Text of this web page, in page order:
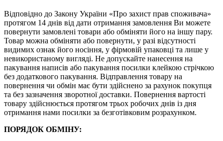
Відповідно до Закону України «Про захист прав споживача»
протягом 14 днів від дати отримання замовлення Ви можете
повернути замовлені товари або обміняти його на іншу пару.
Товар можна обміняти або повернути, у разі відсутності
видимих ​​ознак його носіння, у фірмовій упаковці та лише у
невикористаному вигляді. Не допускайте нанесення на
пакування написів або пакування посилки клейкою стрічкою
без додаткового пакування. Відправлення товару на
повернення чи обмін має бути здійснено за рахунок покупця
та без зазначення зворотної доставки. Повернення вартості
товару здійснюється протягом трьох робочих днів із дня
отримання нами посилки за безготівковим розрахунком.
ПОРЯДОК ОБМІНУ: